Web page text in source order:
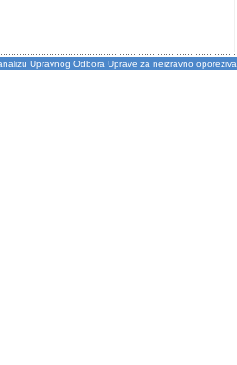
Upravnog Odbora Uprave za neizravno